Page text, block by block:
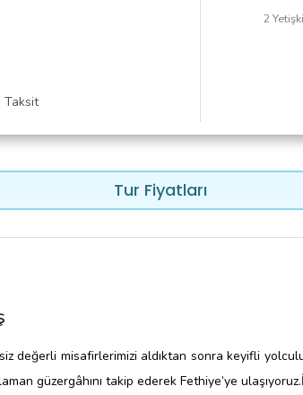
Taksit
2
Tur Fiyatları
değerli misafirlerimizi aldıktan sonra keyifli
güzergâhını takip ederek Fethiye’ye ulaşıyoruz.